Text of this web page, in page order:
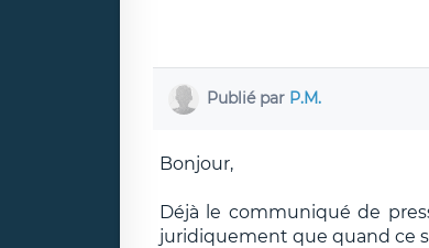
Publié par P.M.
Bonjour,
Déjà le communiqué de
juridiquement que quand ce